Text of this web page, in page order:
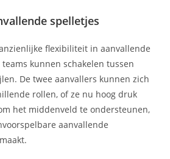
spelletjes
flexibiliteit in aanvallende
kunnen schakelen tussen
De twee aanvallers kunnen zich
rollen, of ze nu hoog druk
het middenveld te ondersteunen,
aanvallende